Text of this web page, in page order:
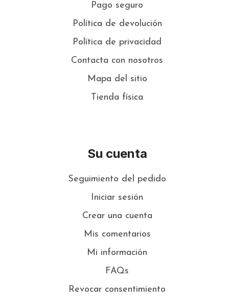
Pago seguro
Política de devolución
Política de privacidad
Contacta con nosotros
Mapa del sitio
Tienda física
Su cuenta
Seguimiento del pedido
Iniciar sesión
Crear una cuenta
Mis comentarios
Mi información
FAQs
Revocar consentimiento